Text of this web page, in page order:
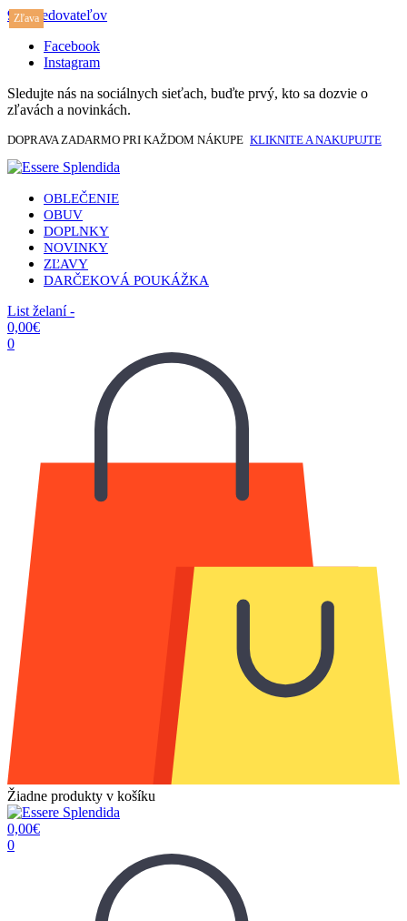
917 sledovateľov
Facebook
Instagram
Sledujte nás na sociálnych sieťach, buďte prvý, kto sa dozvie o
zľavách a novinkách.
DOPRAVA ZADARMO PRI KAŽDOM NÁKUPE KLIKNITE A NAKUPUJTE
OBLEČENIE
OBUV
DOPLNKY
NOVINKY
ZĽAVY
DARČEKOVÁ POUKÁŽKA
List želaní -
0,00€
0
Žiadne produkty v košíku
0,00€
0
Zľava